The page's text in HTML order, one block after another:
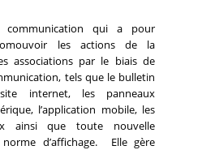
communication qui a pour
les actions de la
associations par le biais de
tels que le bulletin
internet, les panneaux
l’application mobile, les
ainsi que toute nouvelle
d’affichage. Elle gère